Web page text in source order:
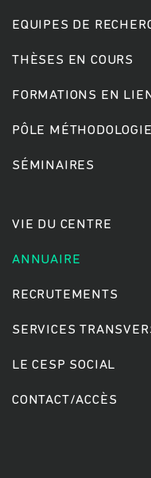
EQUIPES DE
THÈSES EN COURS
FORMATIONS EN
PÔLE
SÉMINAIRES
VIE DU CENTRE
ANNUAIRE
RECRUTEMENTS
SERVICES
LE CESP SOCIAL
CONTACT/ACCÈS